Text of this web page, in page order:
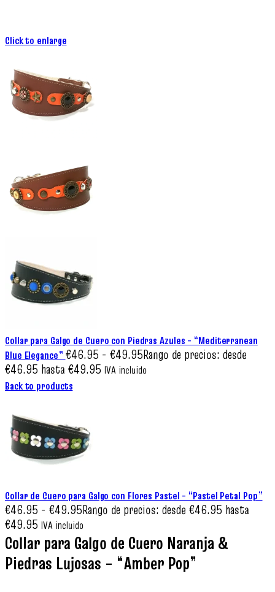
Click to enlarge
Collar para Galgo de Cuero con Piedras Azules – “Mediterranean
Blue Elegance” €46.95 - €49.95Rango de precios: desde
€46.95 hasta €49.95 IVA incluido
Back to products
Collar de Cuero para Galgo con Flores Pastel – “Pastel Petal Pop”
€46.95 - €49.95Rango de precios: desde €46.95 hasta
€49.95 IVA incluido
Collar para Galgo de Cuero Naranja &
Piedras Lujosas – “Amber Pop”